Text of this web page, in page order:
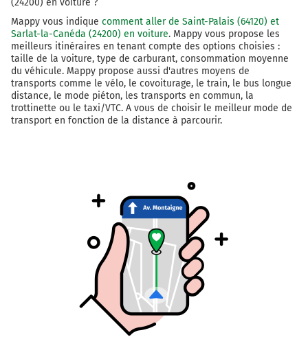
N230
Sortir et rejoindre la voie. Continuer sur 260 mètres
E70
26
213 km
Prendre à droite et rejoindre N89 E70 (N89). Continuer
sur 18 kilomètres
A89
PÉRIGUEUX
BERGERAC
(24200) en voiture ?
Mappy vous indique comment aller de Saint-Palais (64120) et
Sarlat-la-Canéda (24200) en voiture. Mappy vous propose les
meilleurs itinéraires en tenant compte des options choisies :
taille de la voiture, type de carburant, consommation moyenne
du véhicule. Mappy propose aussi d'autres moyens de
transports comme le vélo, le covoiturage, le train, le bus longue
distance, le mode piéton, les transports en commun, la
trottinette ou le taxi/VTC. A vous de choisir le meilleur mode de
transport en fonction de la distance à parcourir.